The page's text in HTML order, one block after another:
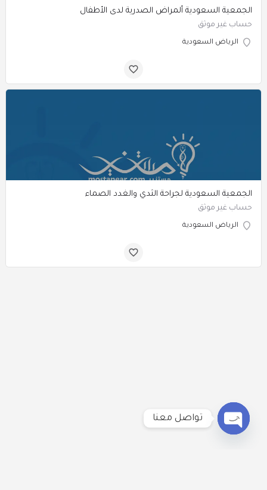
الجمعية السعودية ألمراض الصدرية لدى الأطفال
حساب غير موثق
الرياض السعودية
الجمعية السعودية لجراحة الثدي والغدد الصماء
حساب غير موثق
الرياض السعودية
تواصل معنا